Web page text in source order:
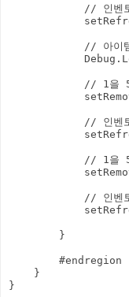
// 인벤
// 아이
// 1을 5
// 인벤
// 1을 5
// 인벤
        }
        #endregion
    }
}